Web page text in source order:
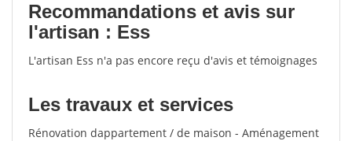
Recommandations et avis sur
l'artisan : Ess
L'artisan Ess n'a pas encore reçu d'avis et témoignages
Les travaux et services
Rénovation dappartement / de maison - Aménagement